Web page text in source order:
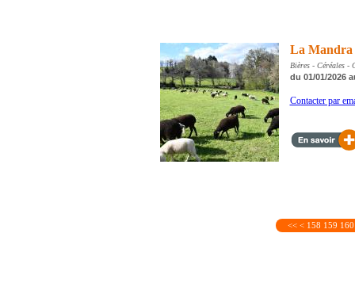
La Mandra
Bières - Céréales -
du 01/01/2026
Contacter par
<< < 158 159 160